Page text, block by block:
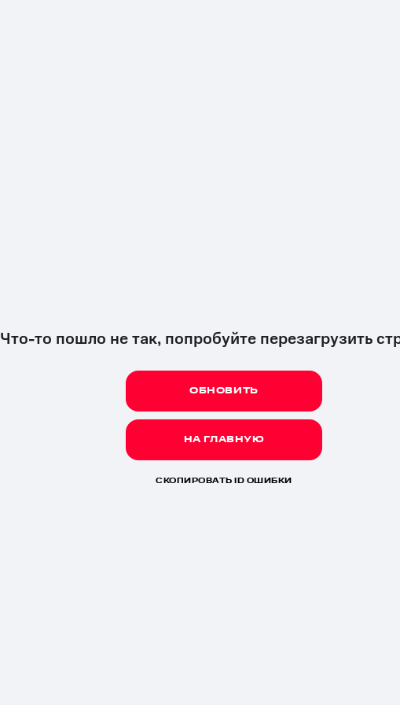
Что-то пошло не так, попробуйте перезагрузить
ОБНОВИТЬ
НА ГЛАВНУЮ
СКОПИРОВАТЬ ID ОШИБКИ